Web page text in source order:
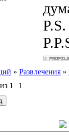
» Развлечения »
из 1 1